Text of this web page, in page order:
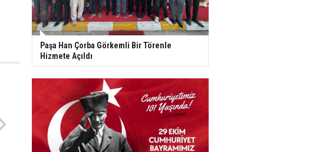
Paşa Han Çorba Görkemli Bir Törenle
Hizmete Açıldı